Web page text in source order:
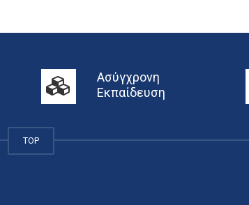
Ασύγχρονη
Εκπαίδευση
TOP